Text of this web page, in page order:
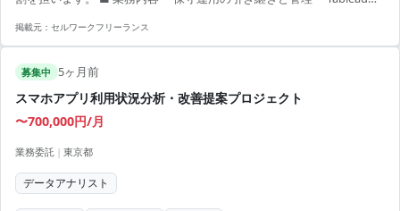
チームメンバーとのコミュニケーションを通じた円滑なプロジェクト
・大規模なシステム運用をリード ・技術的スキルとコミュニケーショ
ンスキルを活かせるポジション ・リモートワークを活用した柔軟な働
掲載元： セルワークフリーランス
募集中 5ヶ月前
スマホアプリ利用状況分析・改善提案プロジェクト
〜700,000円/月
業務委託 | 東京都
データアナリスト